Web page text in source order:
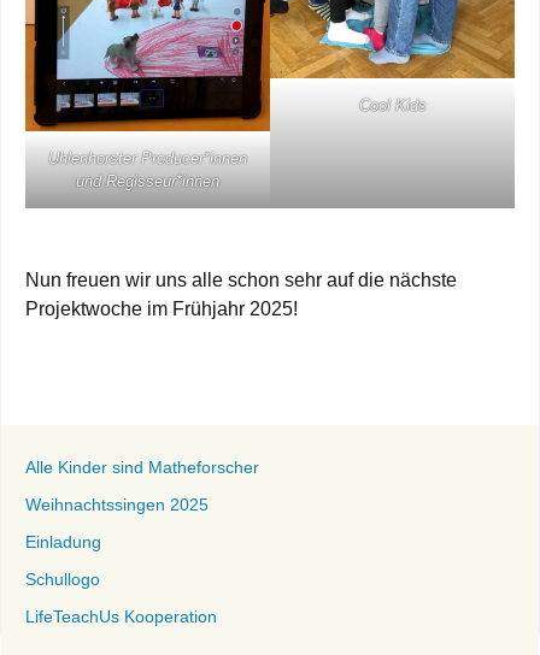
Uhlenhorster Producer*innen
und Regisseur*innen
Cool Kids
Nun freuen wir uns alle schon sehr auf die nächste
Projektwoche im Frühjahr 2025!
Alle Kinder sind Matheforscher
Weihnachtssingen 2025
Einladung
Schullogo
LifeTeachUs Kooperation